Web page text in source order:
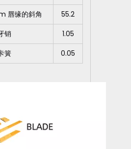
唇缘的斜角
55.2
销
1.05
簧 0.05